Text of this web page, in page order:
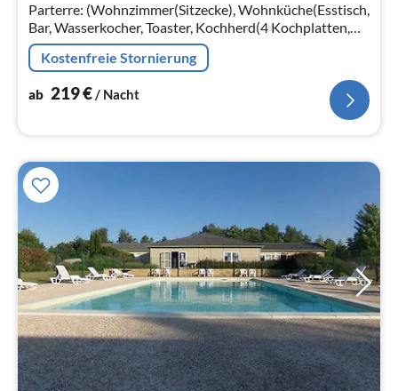
Parterre: (Wohnzimmer(Sitzecke), Wohnküche(Esstisch,
Bar, Wasserkocher, Toaster, Kochherd(4 Kochplatten,
Gas)
Kostenfreie Stornierung
ab 219€/ Nacht